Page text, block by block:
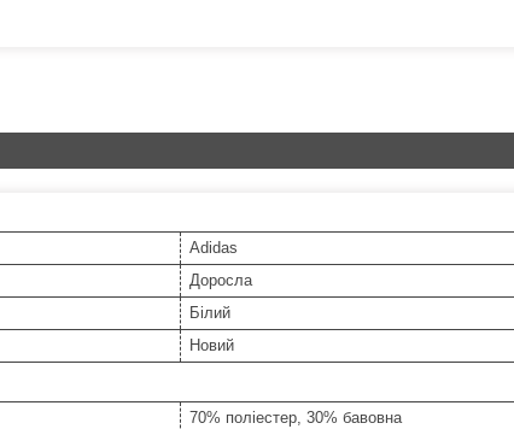
Adidas
Доросла
Білий
Новий
70% поліестер, 30% бавовна